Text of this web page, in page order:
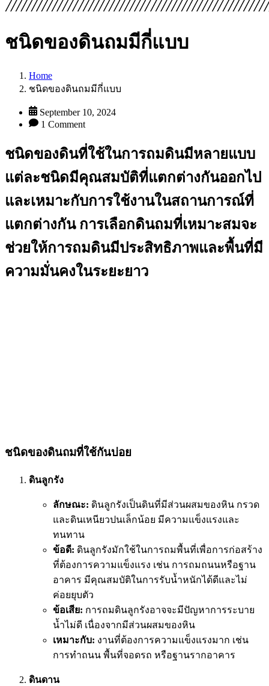
ชนิดของดินถมมีกี่แบบ
Home
ชนิดของดินถมมีกี่แบบ
September 10, 2024
1 Comment
ชนิดของดินที่ใช้ในการถมดินมีหลายแบบ
แต่ละชนิดมีคุณสมบัติที่แตกต่างกันออกไป
และเหมาะกับการใช้งานในสถานการณ์ที่
แตกต่างกัน การเลือกดินถมที่เหมาะสมจะ
ช่วยให้การถมดินมีประสิทธิภาพและพื้นที่มี
ความมั่นคงในระยะยาว
ชนิดของดินถมที่ใช้กันบ่อย
ดินลูกรัง
ลักษณะ: ดินลูกรังเป็นดินที่มีส่วนผสมของหิน กรวด
และดินเหนียวปนเล็กน้อย มีความแข็งแรงและ
ทนทาน
ข้อดี: ดินลูกรังมักใช้ในการถมพื้นที่เพื่อการก่อสร้าง
ที่ต้องการความแข็งแรง เช่น การถมถนนหรือฐาน
อาคาร มีคุณสมบัติในการรับน้ำหนักได้ดีและไม่
ค่อยยุบตัว
ข้อเสีย: การถมดินลูกรังอาจจะมีปัญหาการระบาย
น้ำไม่ดี เนื่องจากมีส่วนผสมของหิน
เหมาะกับ: งานที่ต้องการความแข็งแรงมาก เช่น
การทำถนน พื้นที่จอดรถ หรือฐานรากอาคาร
ดินดาน